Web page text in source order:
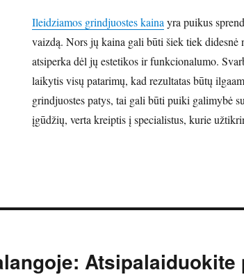
Ileidziamos grindjuostes kaina yra puikus
vaizdą. Nors jų kaina gali būti šiek tiek
atsiperka dėl jų estetikos ir funkcionalumo.
laikytis visų patarimų, kad rezultatas būtų
grindjuostes patys, tai gali būti puiki galimybė
įgūdžių, verta kreiptis į specialistus, kurie
Atsipalaiduokite